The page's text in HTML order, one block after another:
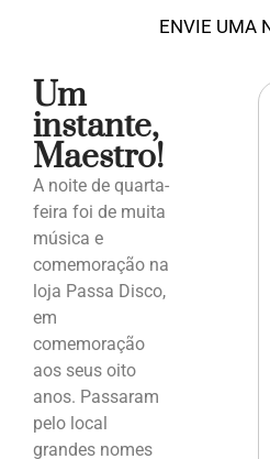
ENVIE UMA
Um
instante,
Maestro!
A noite de quarta-
feira foi de muita
música e
comemoração na
loja Passa Disco,
em
comemoração
aos seus oito
anos. Passaram
pelo local
grandes nomes